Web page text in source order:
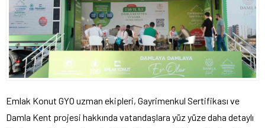
Emlak Konut GYO uzman ekipleri, Gayrimenkul Sertifikası ve
Damla Kent projesi hakkında vatandaşlara yüz yüze daha detaylı